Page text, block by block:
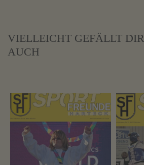
VIELLEICHT GEFÄLLT DIR
AUCH